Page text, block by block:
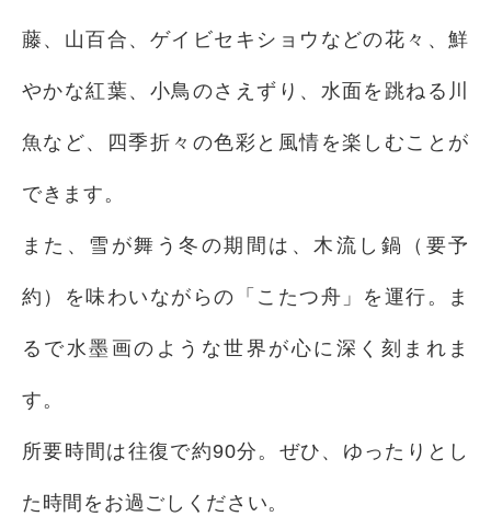
藤、山百合、ゲイビセキショウなどの花々、鮮
やかな紅葉、小鳥のさえずり、水面を跳ねる川
魚など、四季折々の色彩と風情を楽しむことが
できます。
また、雪が舞う冬の期間は、木流し鍋（要予
約）を味わいながらの「こたつ舟」を運行。ま
るで水墨画のような世界が心に深く刻まれま
す。
所要時間は往復で約90分。ぜひ、ゆったりとし
た時間をお過ごしください。